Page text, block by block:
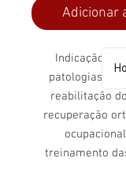
Adicionar
Indicação:
patologias
reabilitação
recuperação
treinamento